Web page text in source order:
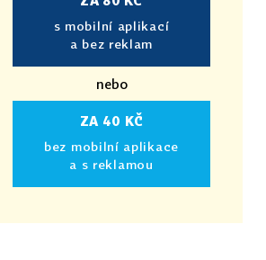
s mobilní aplikací
a bez reklam
nebo
ZA 40 KČ
bez mobilní aplikace
a s reklamou